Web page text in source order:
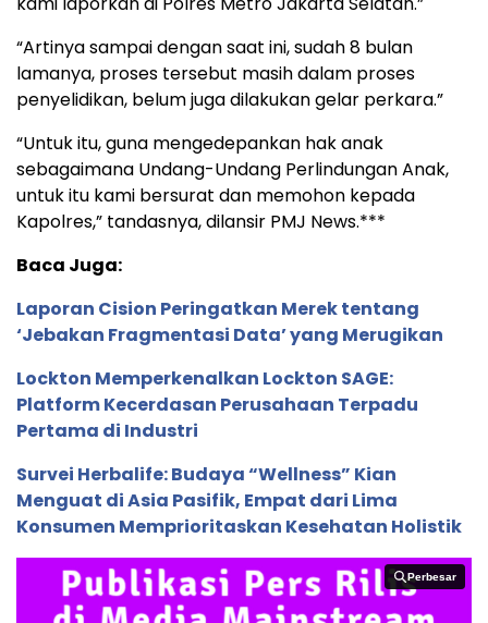
“Artinya sampai dengan saat ini, sudah 8 bulan
lamanya, proses tersebut masih dalam proses
penyelidikan, belum juga dilakukan gelar perkara.”
“Untuk itu, guna mengedepankan hak anak
sebagaimana Undang-Undang Perlindungan Anak,
untuk itu kami bersurat dan memohon kepada
Kapolres,” tandasnya, dilansir PMJ News.***
Baca Juga:
Laporan Cision Peringatkan Merek tentang
‘Jebakan Fragmentasi Data’ yang Merugikan
Lockton Memperkenalkan Lockton SAGE:
Platform Kecerdasan Perusahaan Terpadu
Pertama di Industri
Survei Herbalife: Budaya “Wellness” Kian
Menguat di Asia Pasifik, Empat dari Lima
Konsumen Memprioritaskan Kesehatan Holistik
Perbesar
Perbesar